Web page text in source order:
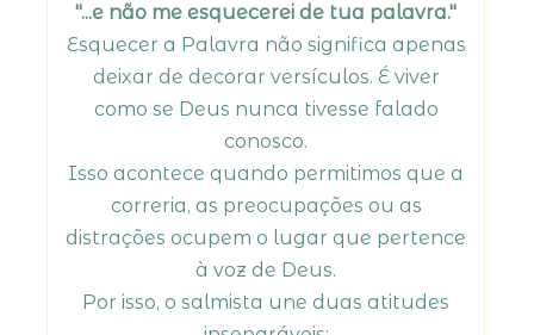
"...e não me esquecerei de tua palavra."
Esquecer a Palavra não significa apenas
deixar de decorar versículos. É viver
como se Deus nunca tivesse falado
conosco.
Isso acontece quando permitimos que a
correria, as preocupações ou as
distrações ocupem o lugar que pertence
à voz de Deus.
Por isso, o salmista une duas atitudes